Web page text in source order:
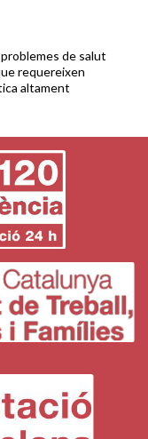
de salut
requereixen
altament